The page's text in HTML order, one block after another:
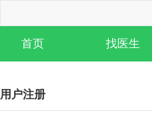
首页 找医生
用户注册